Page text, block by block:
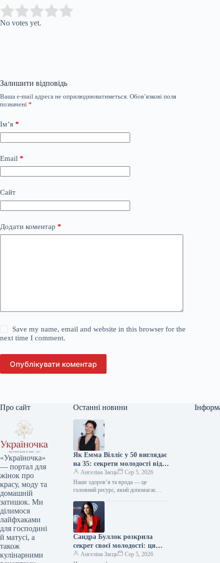
Rate this item:
No votes yet.
Залишити відповідь
Ваша e-mail адреса не оприлюднюватиметься. Обов’язкові поля
позначені *
Ім’я *
Email *
Сайт
Додати коментар *
Save my name, email and website in this browser for the
next time I comment.
Опублікувати коментар
Про сайт
«Україночка»
— портал для
жінок про
красу, моду та
домашній
затишок. Ми
ділимося
лайфхаками
для господині
й матусі, а
також
кулінарними
Останні новини
Як Емма Вілліс у 50 виглядає
на 35: секрети молодості від
зірки
Ангеліна Заєць
Сер 5, 2026
Наше здоров’я та врода — це
головний ресурс, який допомагає
Редакція «Україночки» підготувала
для вас…
Сандра Буллок розкрила
секрет своєї молодості: ця
звичка дивує світ
Ангеліна Заєць
Сер 5, 2026